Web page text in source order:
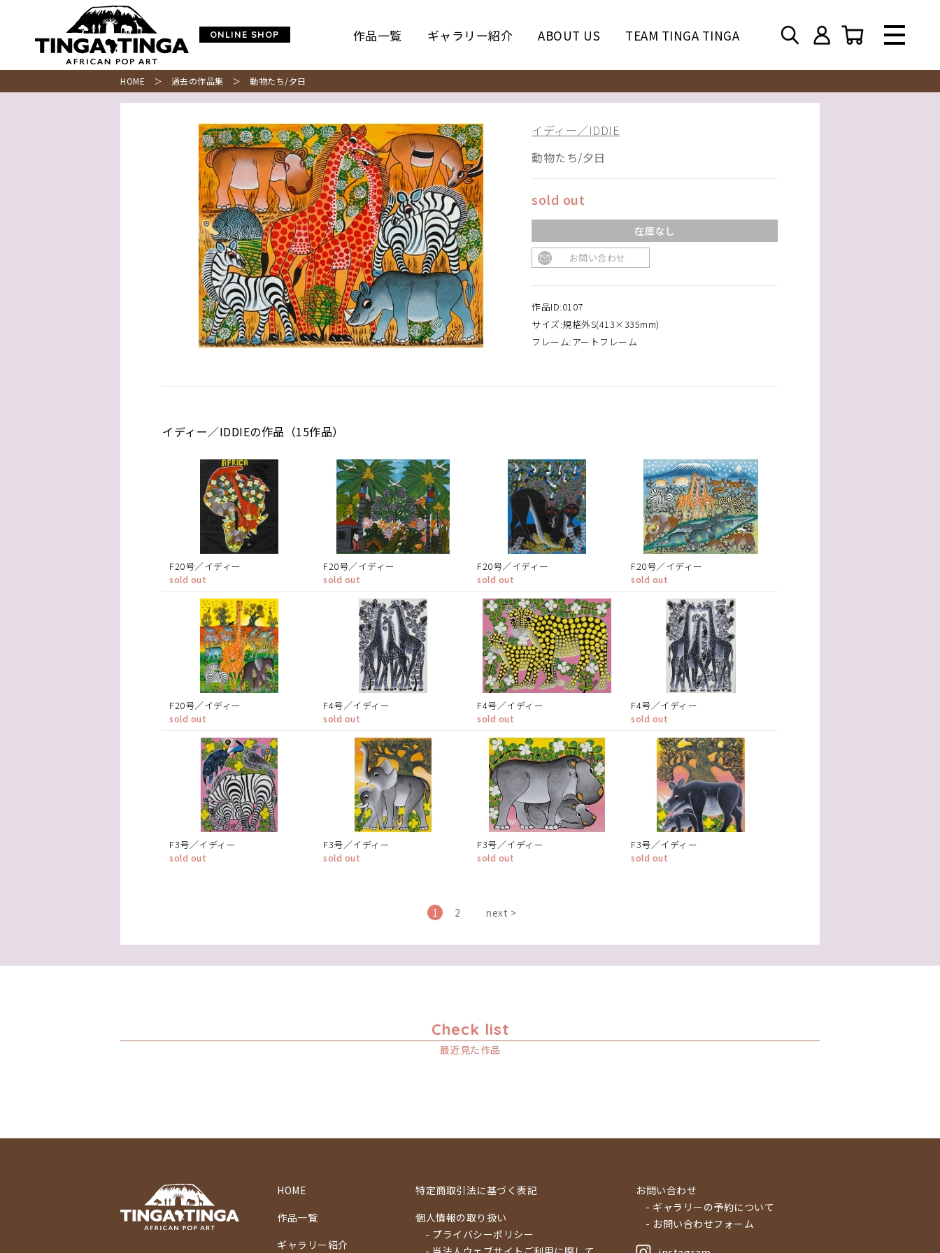
ONLINE SHOP 作品一覧 ギャラリー紹介 ABOUT US TEAM TINGA TINGA
HOME ＞ 過去の作品集 ＞ 動物たち/夕日
イディー／IDDIE
動物たち/夕日
sold out
在庫なし
お問い合わせ
作品ID:0107
サイズ:規格外S(413×335mm)
フレーム:アートフレーム
イディー／IDDIEの作品（15作品）
F20号／イディー
sold out
F20号／イディー
sold out
F20号／イディー
sold out
F20号／イディー
sold out
F20号／イディー
sold out
F4号／イディー
sold out
F4号／イディー
sold out
F4号／イディー
sold out
F3号／イディー
sold out
F3号／イディー
sold out
F3号／イディー
sold out
F3号／イディー
sold out
1 2 next >
Check list
最近見た作品
HOME
作品一覧
ギャラリー紹介
特定商取引法に基づく表記
個人情報の取り扱い
- プライバシーポリシー
お問い合わせ
- ギャラリーの予約について
- お問い合わせフォーム